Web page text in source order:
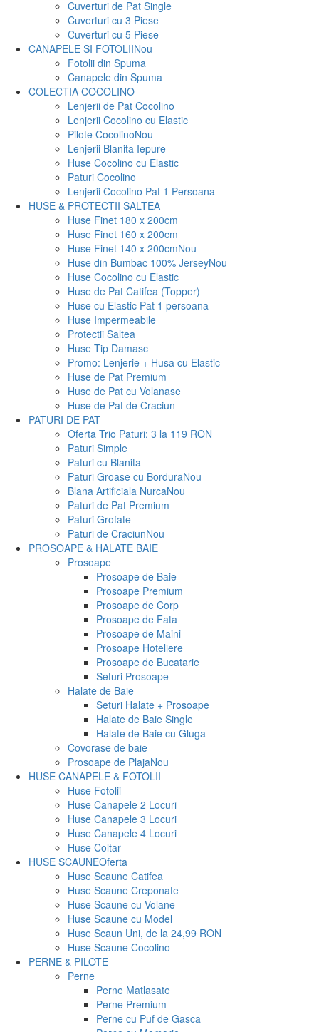
Cuverturi de Pat Single
Cuverturi cu 3 Piese
Cuverturi cu 5 Piese
CANAPELE SI FOTOLIINou
Fotolii din Spuma
Canapele din Spuma
COLECTIA COCOLINO
Lenjerii de Pat Cocolino
Lenjerii Cocolino cu Elastic
Pilote CocolinoNou
Lenjerii Blanita Iepure
Huse Cocolino cu Elastic
Paturi Cocolino
Lenjerii Cocolino Pat 1 Persoana
HUSE & PROTECTII SALTEA
Huse Finet 180 x 200cm
Huse Finet 160 x 200cm
Huse Finet 140 x 200cmNou
Huse din Bumbac 100% JerseyNou
Huse Cocolino cu Elastic
Huse de Pat Catifea (Topper)
Huse cu Elastic Pat 1 persoana
Huse Impermeabile
Protectii Saltea
Huse Tip Damasc
Promo: Lenjerie + Husa cu Elastic
Huse de Pat Premium
Huse de Pat cu Volanase
Huse de Pat de Craciun
PATURI DE PAT
Oferta Trio Paturi: 3 la 119 RON
Paturi Simple
Paturi cu Blanita
Paturi Groase cu BorduraNou
Blana Artificiala NurcaNou
Paturi de Pat Premium
Paturi Grofate
Paturi de CraciunNou
PROSOAPE & HALATE BAIE
Prosoape
Prosoape de Baie
Prosoape Premium
Prosoape de Corp
Prosoape de Fata
Prosoape de Maini
Prosoape Hoteliere
Prosoape de Bucatarie
Seturi Prosoape
Halate de Baie
Seturi Halate + Prosoape
Halate de Baie Single
Halate de Baie cu Gluga
Covorase de baie
Prosoape de PlajaNou
HUSE CANAPELE & FOTOLII
Huse Fotolii
Huse Canapele 2 Locuri
Huse Canapele 3 Locuri
Huse Canapele 4 Locuri
Huse Coltar
HUSE SCAUNEOferta
Huse Scaune Catifea
Huse Scaune Creponate
Huse Scaune cu Volane
Huse Scaune cu Model
Huse Scaun Uni, de la 24,99 RON
Huse Scaune Cocolino
PERNE & PILOTE
Perne
Perne Matlasate
Perne Premium
Perne cu Puf de Gasca